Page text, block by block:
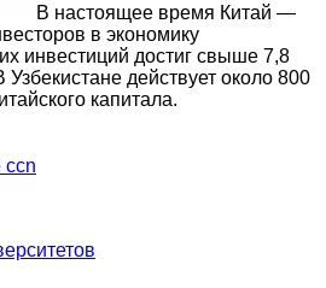
В настоящее время Китай —
в экономику
инвестиций достиг свыше 7,8
действует около 800
капитала.